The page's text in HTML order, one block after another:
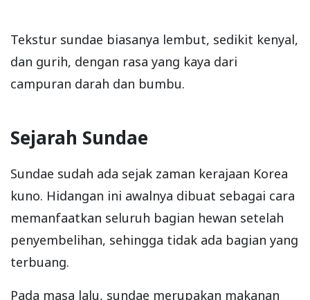
Tekstur sundae biasanya lembut, sedikit kenyal,
dan gurih, dengan rasa yang kaya dari
campuran darah dan bumbu.
Sejarah Sundae
Sundae sudah ada sejak zaman kerajaan Korea
kuno. Hidangan ini awalnya dibuat sebagai cara
memanfaatkan seluruh bagian hewan setelah
penyembelihan, sehingga tidak ada bagian yang
terbuang.
Pada masa lalu, sundae merupakan makanan